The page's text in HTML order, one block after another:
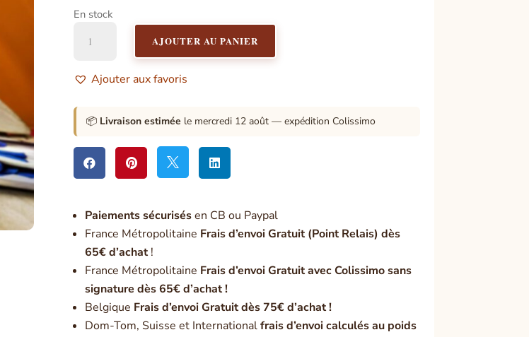
En stock
Vierge
AJOUTER AU PANIER
Ajouter aux favoris
📦 Livraison estimée le mercredi 12 août — expédition Colissimo
   
Paiements sécurisésen CB ou Paypal
France Métropolitaine Frais d’envoi Gratuit (Point Relais) dès
65€ d’achat!
France Métropolitaine Frais d’envoi Gratuit avec Colissimo sans
signature dès 65€ d’achat !
Belgique Frais d’envoi Gratuit dès 75€ d’achat !
Dom-Tom, Suisse et Internationalfrais d’envoi calculés au poids